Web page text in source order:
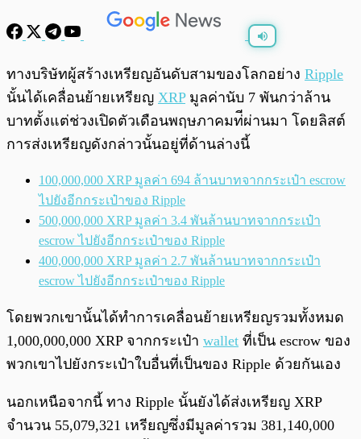
พร้อมเล่น 0:00
ทางบริษัทผู้สร้างเหรียญอันดับสามของโลกอย่าง Ripple
นั้นได้เคลื่อนย้ายเหรียญ​ XRPมูลค่านับ 7 พันกว่าล้าน
บาทตั้งแต่ช่วงเปิดตัวเดือนพฤษภาคมท่ีผ่านมา โดยลิสต์
การส่งเหรียญดังกล่าวนั้นอยู่ที่ด้านล่างนี้
100,000,000 XRP มูลค่า 694 ล้านบาทจากกระเป๋า escrow
ไปยังอีกกระเป๋าของ Ripple
500,000,000 XRP มูลค่า 3.4 พันล้านบาทจากกระเป๋า
escrow ไปยังอีกกระเป๋าของ Ripple
400,000,000 XRP มูลค่า 2.7 พันล้านบาทจากกระเป๋า
escrow ไปยังอีกกระเป๋าของ Ripple
โดยพวกเขานั้นได้ทำการเคลื่อนย้ายเหรียญรวมทั้งหมด
1,000,000,000 XRP จากกระเป๋า wallet ที่เป็น escrow ของ
พวกเขาไปยังกระเป๋าใบอื่นที่เป็นของ Ripple ด้วยกันเอง
นอกเหนือจากนี้ ทาง Ripple นั้นยังได้ส่งเหรียญ XRP
จำนวน 55,079,321 เหรียญซึ่งมีมูลค่ารวม 381,140,000